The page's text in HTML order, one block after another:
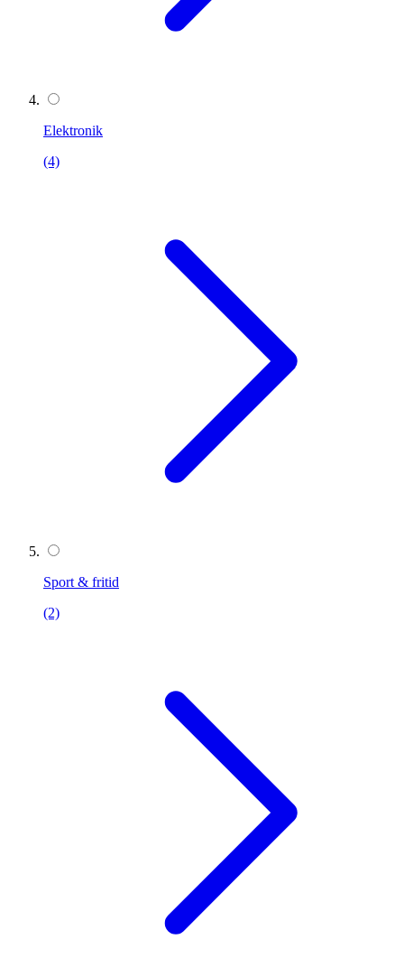
Elektronik
(4)
Sport & fritid
(2)